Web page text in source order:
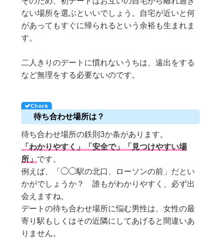
ない場所を選ぶといいでしょう。自宅が近いと何
があってもすぐに帰られるという余裕も生まれま
す。
二人きりのデートに慣れないうちは、遠出をする
など無理をする必要ないのです。
待ち合わせ場所は？
待ち合わせ場所の鉄則3か条があります。
「わかりやすく」「安全で」「見つけやすい場
所」 です。
例えば、「◯◯駅の北口、ローソンの前」だとい
かがでしょうか？ 誰もがわかりやすく、必ず出
会えますね。
デートの待ち合わせ場所に悩む男性は、女性の最
寄り駅もしくはその近隣にしてあげると間違いあ
りません。